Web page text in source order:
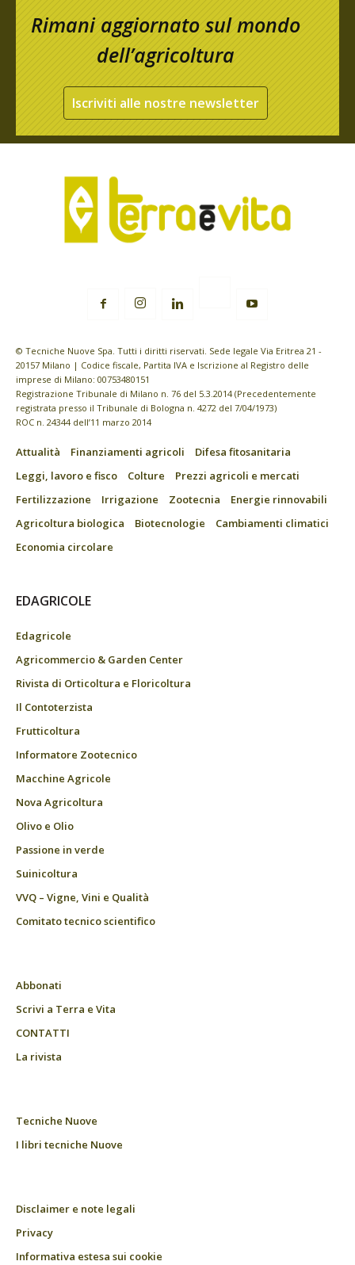
Rimani aggiornato sul mondo
dell’agricoltura
Iscriviti alle nostre newsletter
© Tecniche Nuove Spa. Tutti i diritti riservati. Sede legale Via Eritrea 21 -
20157 Milano | Codice fiscale, Partita IVA e Iscrizione al Registro delle
imprese di Milano: 00753480151
Registrazione Tribunale di Milano n. 76 del 5.3.2014 (Precedentemente
registrata presso il Tribunale di Bologna n. 4272 del 7/04/1973)
ROC n. 24344 dell’11 marzo 2014
Attualità Finanziamenti agricoli
Difesa fitosanitaria
Leggi, lavoro e fisco
Colture
Prezzi agricoli e mercati
Fertilizzazione
Irrigazione Zootecnia
Energie rinnovabili
Agricoltura biologica
Biotecnologie
Cambiamenti climatici
Economia circolare
EDAGRICOLE
Edagricole
Agricommercio & Garden Center
Rivista di Orticoltura e Floricoltura
Il Contoterzista
Frutticoltura
Informatore Zootecnico
Macchine Agricole
Nova Agricoltura
Olivo e Olio
Passione in verde
Suinicoltura
VVQ – Vigne, Vini e Qualità
Comitato tecnico scientifico
Abbonati
Scrivi a Terra e Vita
CONTATTI
La rivista
Tecniche Nuove
I libri tecniche Nuove
Disclaimer e note legali
Privacy
Informativa estesa sui cookie